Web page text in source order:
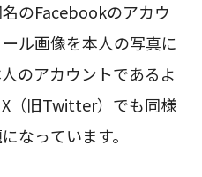
名のFacebookのアカウ
ル画像を本人の写真に
のアカウントであるよ
（旧Twitter）でも同様
なっています。